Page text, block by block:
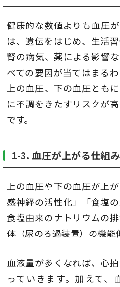
健康的な数値よりも血圧
は、遺伝をはじめ、生活
腎の病気、薬による影響
べての要因が当てはまる
上の血圧、下の血圧とも
に不調をきたすリスクが
です。
1-3. 血圧が上がる仕組み
上の血圧や下の血圧が上
感神経の活性化」「食塩
食塩由来のナトリウムの
体（尿のろ過装置）の機能
血液量が多くなれば、心
っていきます。加えて、